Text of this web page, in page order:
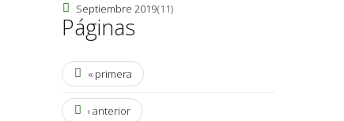
Septiembre 2019(11)
Páginas
« primera
‹ anterior